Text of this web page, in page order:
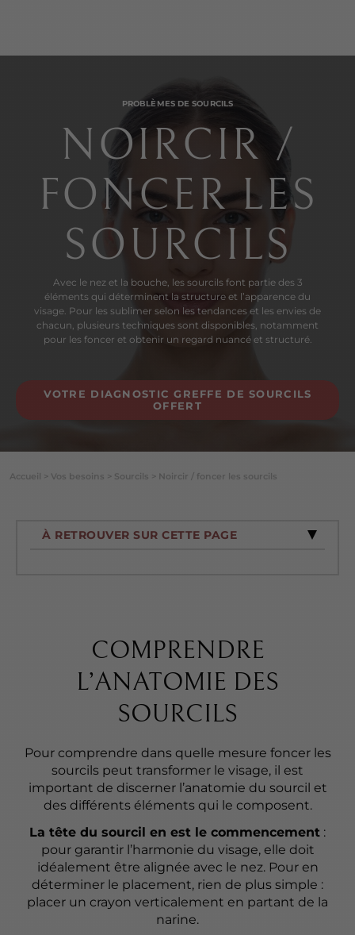
PROBLÈMES DE SOURCILS
NOIRCIR /
FONCER LES
SOURCILS
Avec le nez et la bouche, les sourcils font partie des 3
éléments qui déterminent la structure et l’apparence du
visage. Pour les sublimer selon les tendances et les envies de
chacun, plusieurs techniques sont disponibles, notamment
pour les foncer et obtenir un regard nuancé et structuré.
VOTRE DIAGNOSTIC GREFFE DE SOURCILS
OFFERT
Accueil > Vos besoins > Sourcils > Noircir / foncer les sourcils
À RETROUVER SUR CETTE PAGE
COMPRENDRE
L’ANATOMIE DES
SOURCILS
Pour comprendre dans quelle mesure foncer les
sourcils peut transformer le visage, il est
important de discerner l’anatomie du sourcil et
des différents éléments qui le composent.
La tête du sourcil en est le commencement :
pour garantir l’harmonie du visage, elle doit
idéalement être alignée avec le nez. Pour en
déterminer le placement, rien de plus simple :
placer un crayon verticalement en partant de la
narine.